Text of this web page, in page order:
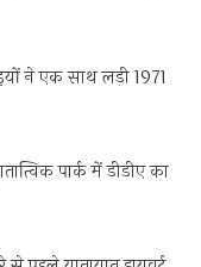
ने एक साथ लड़ी 1971
पार्क में डीडीए का